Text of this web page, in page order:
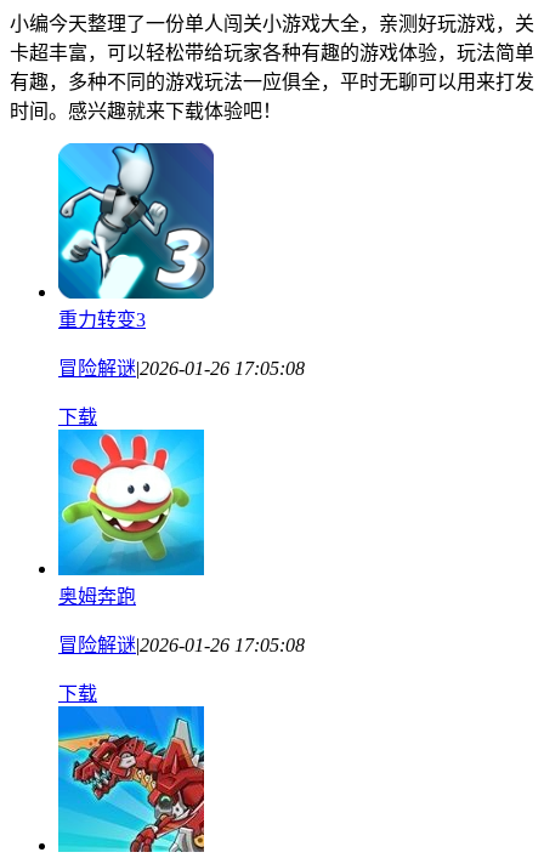
小编今天整理了一份单人闯关小游戏大全，亲测好玩游戏，关
卡超丰富，可以轻松带给玩家各种有趣的游戏体验，玩法简单
有趣，多种不同的游戏玩法一应俱全，平时无聊可以用来打发
时间。感兴趣就来下载体验吧！
重力转变3
冒险解谜|2026-01-26 17:05:08
下载
奥姆奔跑
冒险解谜|2026-01-26 17:05:08
下载